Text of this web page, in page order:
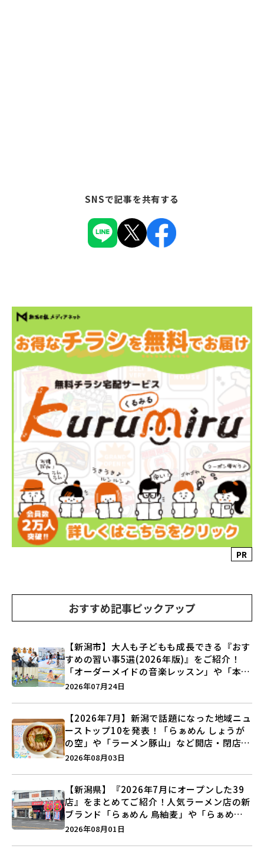
SNSで記事を共有する
PR
おすすめ記事ピックアップ
【新潟市】大人も子どもも成長できる『おす
すめの習い事5選(2026年版)』をご紹介！
「オーダーメイドの音楽レッスン」や「本格
キックボクシング」で新しい自分を見つけよ
2026年07月24日
【2026年7月】新潟で話題になった地域ニュ
ーストップ10を発表！「らぁめん しょうが
の空」や「ラーメン豚山」など開店・閉店の
注目記事をランキングでご紹介♪
2026年08月03日
【新潟県】『2026年7月にオープンした39
店』をまとめてご紹介！人気ラーメン店の新
ブランド「らぁめん 鳥紬麦」や「らぁめん
しょうがの空」など盛りだくさん♪
2026年08月01日